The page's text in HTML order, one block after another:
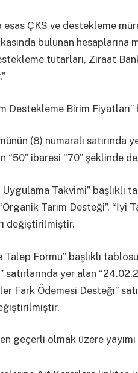
esas ÇKS ve destekleme
bulunan hesaplarına
tutarları, Ziraat
Destekleme Birim Fiyatları”
(8) numaralı satırında
“50” ibaresi “70” şeklinde
Takvimi” başlıklı
Tarım Desteği”, “İyi
değiştirilmiştir.
Formu” başlıklı
satırlarında yer alan
Fark Ödemesi Desteği”
geçerli olmak üzere